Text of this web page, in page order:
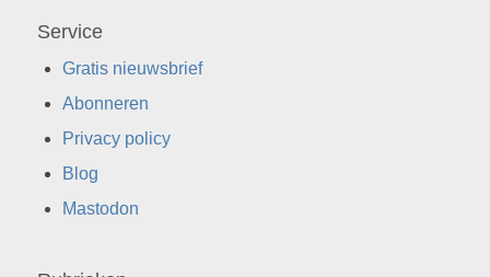
Service
Gratis nieuwsbrief
Abonneren
Privacy policy
Blog
Mastodon